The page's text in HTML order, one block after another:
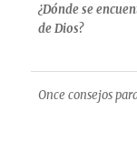
¿Dónde se
de Dios?
Once consejos